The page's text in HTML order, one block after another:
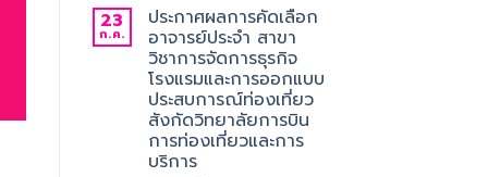
การ
ศึกษา
2568
ผล
การ
คัด
เลือก
อาจารย์
ประจำ
สาขา
วิชา
23
ก.ค.
ประกาศผลการคัดเลือก
อาจารย์ประจำ สาขา
วิชาการจัดการธุรกิจ
โรงแรมและการออกแบบ
ประสบการณ์ท่องเที่ยว
สังกัดวิทยาลัยการบิน
การท่องเที่ยวและการ
บริการ